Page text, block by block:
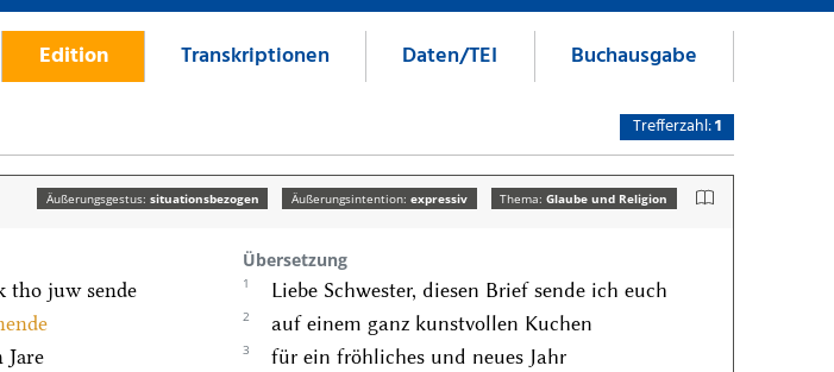
Edition Transkriptionen Daten/TEI Buchausgabe
Trefferzahl:1
Äußerungsgestus: situationsbezogen Äußerungsintention:expressiv Thema:Glaube und Religion
Übersetzung
tho juw sende 1 Liebe Schwester, diesen Brief sende ich euch
2 auf einem ganz kunstvollen Kuchen
3 für ein fröhliches und neues Jahr